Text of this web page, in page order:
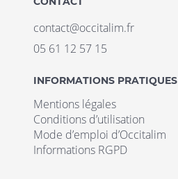
contact@occitalim.fr
05 61 12 57 15
INFORMATIONS PRATIQUES
Mentions légales
Conditions d’utilisation
Mode d’emploi d’Occitalim
Informations RGPD